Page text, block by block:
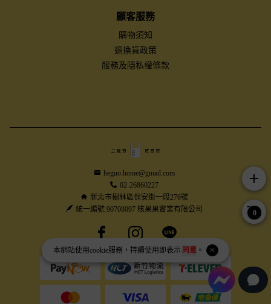
本網站使用cookie服務，持續使用即表示 同意。
顧客服務
購物須知
退換貨政策
服務及隱私權條款
heguo.home@gmail.com
02-26860227
新北市樹林區保安街一段276號
統一編號 90708097 核果果實業有限公司
Facebook pageInstagram page
Line page
add
0